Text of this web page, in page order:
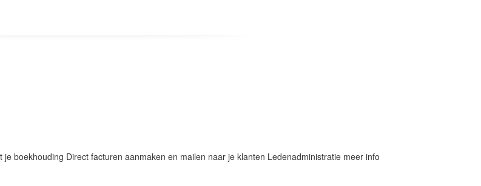
boekhouding Direct facturen aanmaken en mailen naar je klanten Ledenadministratie meer info